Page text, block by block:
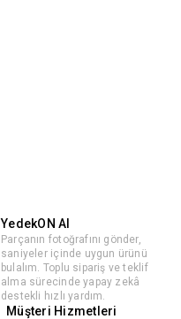
YedekON AI
Parçanın fotoğrafını gönder,
saniyeler içinde uygun ürünü
bulalım. Toplu sipariş ve teklif
alma sürecinde yapay zekâ
destekli hızlı yardım.
Müşteri Hizmetleri